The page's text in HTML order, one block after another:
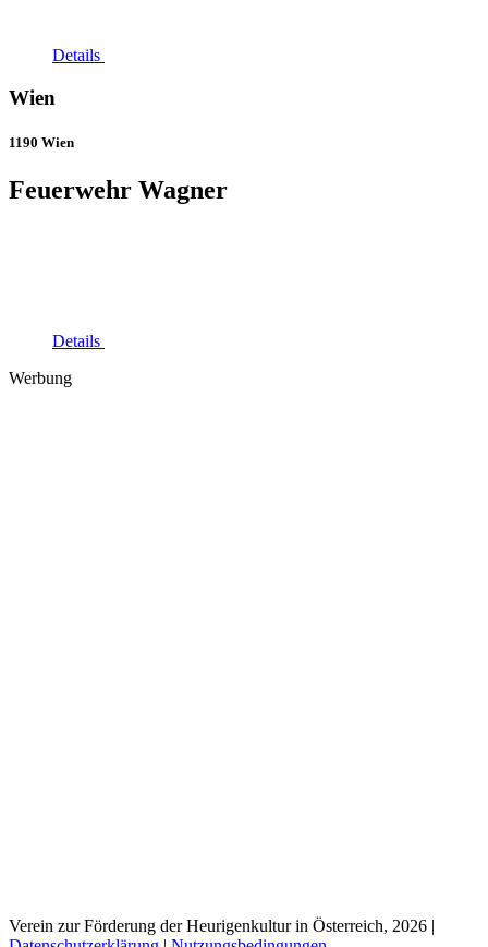
Details
Wien
1190 Wien
Feuerwehr Wagner
Details
Werbung
Verein zur Förderung der Heurigenkultur in Österreich, 2026 |